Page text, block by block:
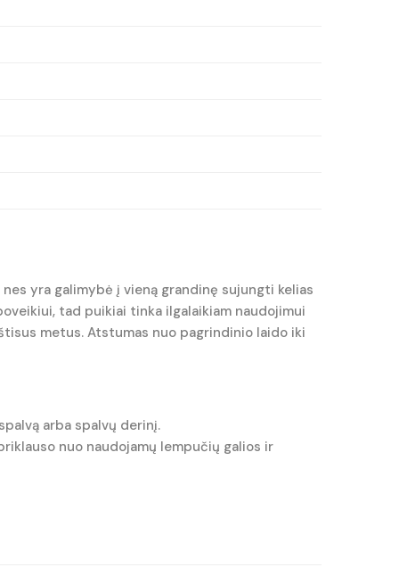
yra galimybė į vieną grandinę sujungti kelias
tad puikiai tinka ilgalaikiam naudojimui
metus. Atstumas nuo pagrindinio laido iki
arba spalvų derinį.
nuo naudojamų lempučių galios ir